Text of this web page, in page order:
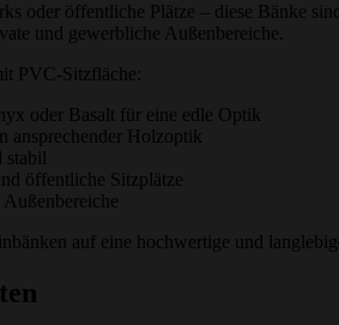
oder öffentliche Plätze – diese Bänke
und gewerbliche Außenbereiche.
PVC-Sitzfläche:
oder Basalt für eine edle Optik
ansprechender Holzoptik
stabil
öffentliche Sitzplätze
auf eine hochwertige und